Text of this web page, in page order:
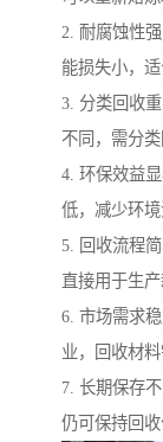
2. 耐腐蚀性
能损失小，适
3. 分类回收
不同，需分
4. 环保效益
低，减少环境
5. 回收流程
直接用于生产
6. 市场需求
业，回收材料
7. 长期保存
仍可保持回收